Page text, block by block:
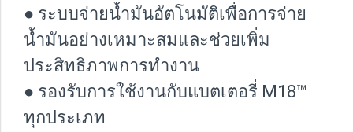
● ระบบจ่ายน้ำมันอัตโนมัติเพื่อการจ่าย
น้ำมันอย่างเหมาะสมและช่วยเพิ่ม
ประสิทธิภาพการทำงาน
● รองรับการใช้งานกับแบตเตอรี่ M18™
ทุกประเภท